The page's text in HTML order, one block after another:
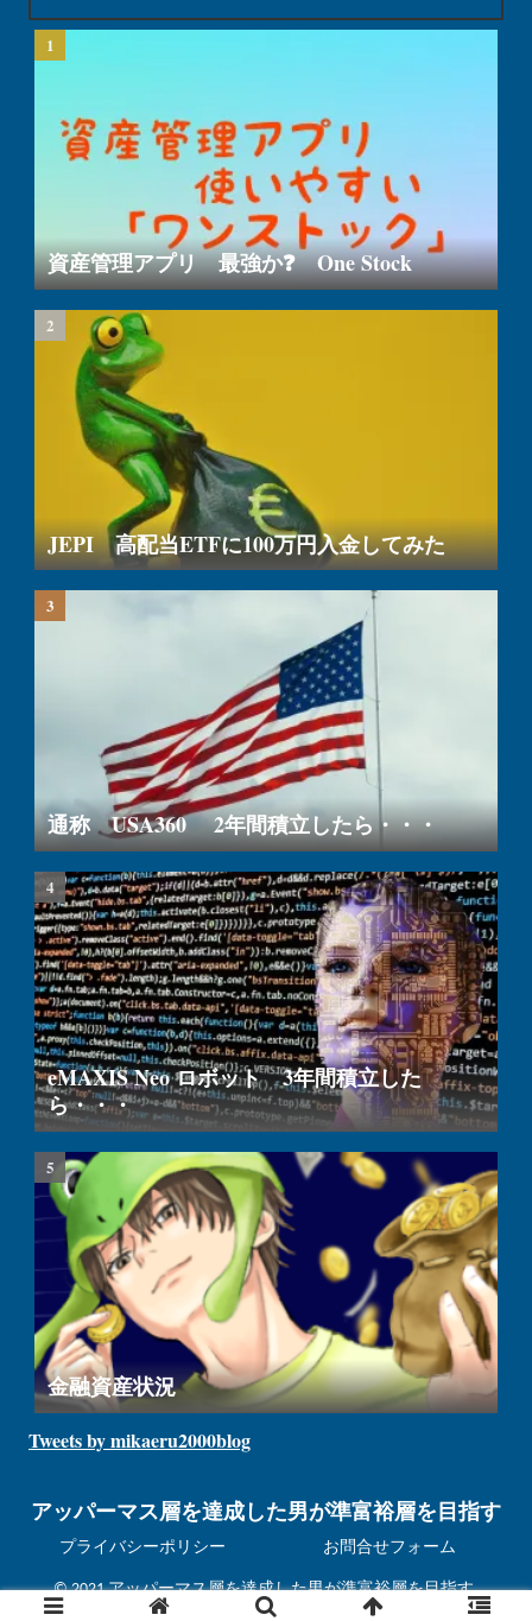
資産管理アプリ 最強か❓ One Stock
JEPI 高配当ETFに100万円入金してみた
通称 USA360 2年間積立したら・・・
eMAXIS Neo ロボット 3年間積立した
ら・・・
金融資産状況
Tweets by mikaeru2000blog
アッパーマス層を達成した男が準富裕層を目指す
プライバシーポリシー お問合せフォーム
© 2021 アッパーマス層を達成した男が準富裕層を目指す.